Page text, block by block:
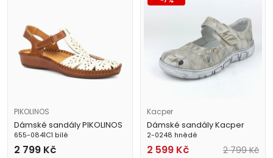
PIKOLINOS
Dámské sandály PIKOLINOS
655-0841C1 bílé
2 799 Kč
Kacper
Dámské sandály Kacper
2-0248 hnědé
2 599 Kč 2 799Kč